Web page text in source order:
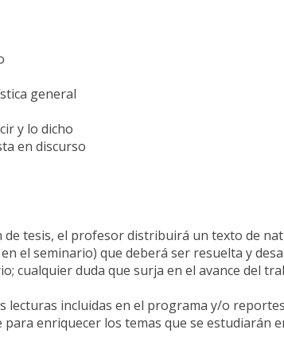
general
y lo dicho
en discurso
tesis, el profesor distribuirá un texto de
el seminario) que deberá ser resuelta y
cualquier duda que surja en el avance del
lecturas incluidas en el programa y/o
enriquecer los temas que se estudiarán